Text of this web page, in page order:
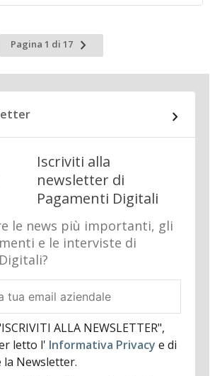
Pagina 1 di 17
Pagina
successiva
Iscriviti alla
newsletter di
Pagamenti Digitali
le news più importanti, gli
e le interviste di
ALLA NEWSLETTER",
letto l' Informativa Privacy e di
Newsletter.